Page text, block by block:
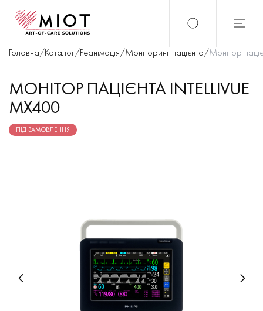
Головна/Каталог/Реанімація/Моніторинг пацієнта/Монітор
МОНІТОР ПАЦІЄНТА INTELLIVUE
MX400
ПІД ЗАМОВЛЕННЯ